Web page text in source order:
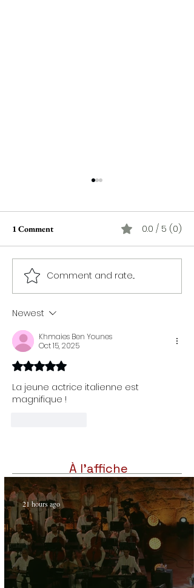
فيلم "ود": حين ينهار الحلم
على طاولة الصحافة
1 Comment 0.0 / 5 (0)
Comment and rate...
Newest
Khmaies Ben Younes
Oct 15, 2025
Rated 5 out of 5 stars.
La jeune actrice italienne est
magnifique !
À l'affiche
21 hours ago